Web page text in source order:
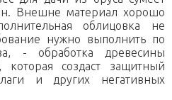
Внешне материал хорошо
облицовка не
нужно выполнить по
- обработка древесины
которая создаст защитный
и других негативных